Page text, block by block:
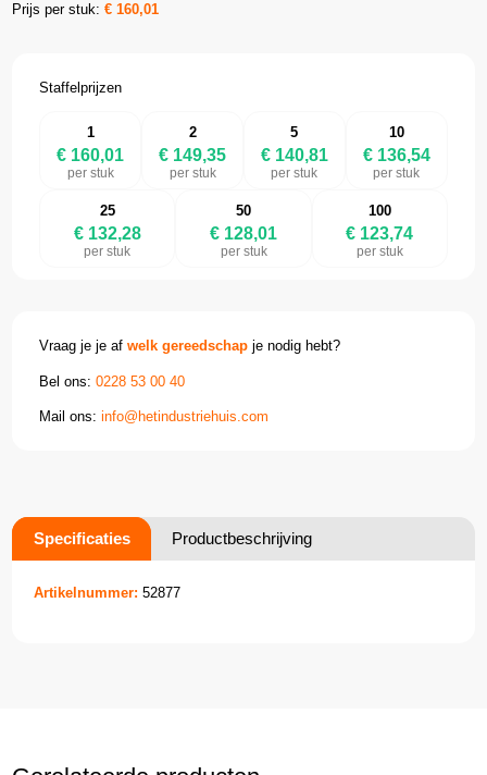
Prijs per stuk:€160,01
Staffelprijzen
1
€ 160,01
per stuk
2
€ 149,35
per stuk
5
€ 140,81
per stuk
10
€ 136,54
per stuk
25
€ 132,28
per stuk
50
€ 128,01
per stuk
100
€ 123,74
per stuk
Vraag je je afwelk gereedschap je nodig hebt?
Bel ons:0228 53 00 40
Mail ons:info@hetindustriehuis.com
Specificaties Productbeschrijving
Artikelnummer: 52877